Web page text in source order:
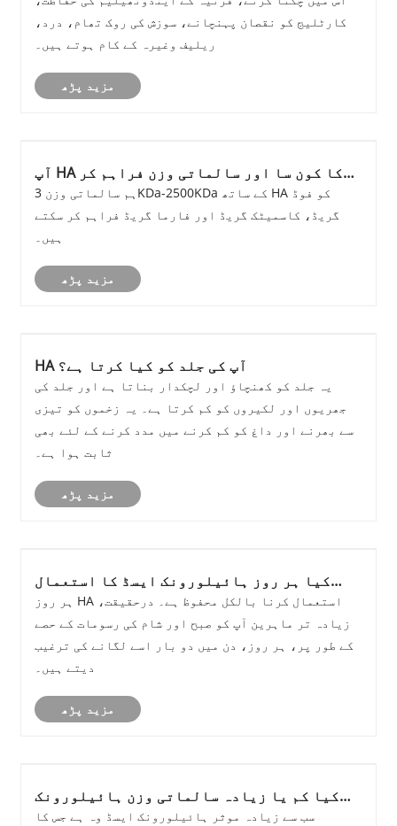
کارٹلیج کو نقصان پہنچانے، سوزش کی روک تھام، درد،
ریلیف وغیرہ کے کام ہوتے ہیں۔
مزید پڑھ
آپ HA کا کون سا اور سالماتی وزن فراہم کر
سکتے ہیں؟
ہم سالماتی وزن 3KDa-2500KDa کے ساتھ HA کو فوڈ
گریڈ، کاسمیٹک گریڈ اور فارما گریڈ فراہم کر سکتے
ہیں۔
مزید پڑھ
HA آپ کی جلد کو کیا کرتا ہے؟
یہ جلد کو کھنچاؤ اور لچکدار بناتا ہے اور جلد کی
جھریوں اور لکیروں کو کم کرتا ہے۔ یہ زخموں کو تیزی
سے بھرنے اور داغ کو کم کرنے میں مدد کرنے کے لئے بھی
ثابت ہوا ہے۔
مزید پڑھ
کیا ہر روز ہائیلورونک ایسڈ کا استعمال
ٹھیک ہے؟
ہر روز HA استعمال کرنا بالکل محفوظ ہے۔ درحقیقت،
زیادہ تر ماہرین آپ کو صبح اور شام کی رسومات کے حصے
کے طور پر، ہر روز، دن میں دو بار اسے لگانے کی ترغیب
دیتے ہیں۔
مزید پڑھ
کیا کم یا زیادہ سالماتی وزن ہائیلورونک
ایسڈ بہتر ہے؟
سب سے زیادہ موثر ہائیلورونک ایسڈ وہ ہے جس کا